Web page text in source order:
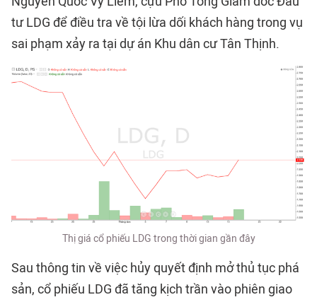
tư LDG để điều tra về tội lừa dối khách hàng trong vụ
sai phạm xảy ra tại dự án Khu dân cư Tân Thịnh.
Thị giá cổ phiếu LDG trong thời gian gần đây
Sau thông tin về việc hủy quyết định mở thủ tục phá
sản, cổ phiếu LDG đã tăng kịch trần vào phiên giao